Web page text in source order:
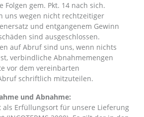
Folgen gem. Pkt. 14 nach sich.
uns wegen nicht rechtzeitiger
und entgangenem Gewinn
sind ausgeschlossen.
auf Abruf sind uns, wenn nichts
verbindliche Abnahmemengen
vor dem vereinbarten
schriftlich mitzuteilen.
und Abnahme:
als Erfüllungsort für unsere Lieferung